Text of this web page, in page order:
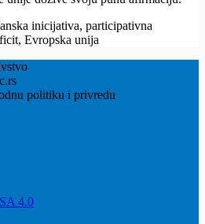
inicijativa, participativna
Evropska unija
politiku i privredu
4.0